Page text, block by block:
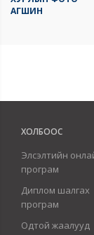
АГШИН
ХОЛБООС
Элсэлтийн
програм
Диплом шалгах
програм
Одтой жаалууд